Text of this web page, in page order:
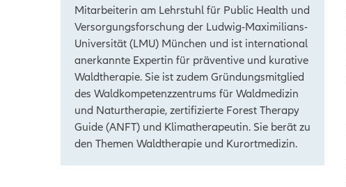
Mitarbeiterin am Lehrstuhl für Public Health und
Versorgungsforschung der Ludwig-Maximilians-
Universität (LMU) München und ist international
anerkannte Expertin für präventive und kurative
Waldtherapie. Sie ist zudem Gründungsmitglied
des Waldkompetenzzentrums für Waldmedizin
und Naturtherapie, zertifizierte Forest Therapy
Guide (ANFT) und Klimatherapeutin. Sie berät zu
den Themen Waldtherapie und Kurortmedizin.